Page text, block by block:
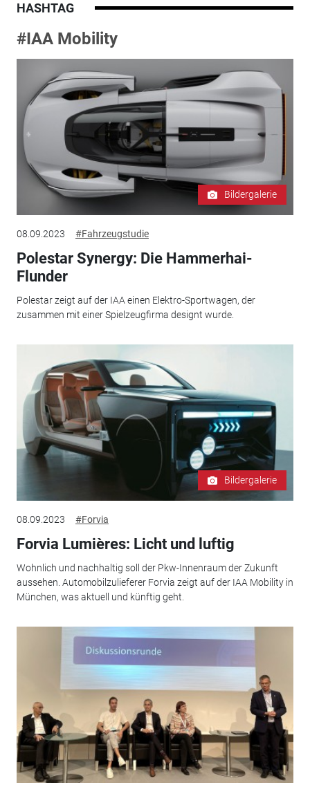
HASHTAG
#IAA Mobility
Bildergalerie
08.09.2023 #Fahrzeugstudie
Polestar Synergy: Die Hammerhai-
Flunder
Polestar zeigt auf der IAA einen Elektro-Sportwagen, der
zusammen mit einer Spielzeugfirma designt wurde.
Bildergalerie
08.09.2023 #Forvia
Forvia Lumières: Licht und luftig
Wohnlich und nachhaltig soll der Pkw-Innenraum der Zukunft
aussehen. Automobilzulieferer Forvia zeigt auf der IAA Mobility in
München, was aktuell und künftig geht.